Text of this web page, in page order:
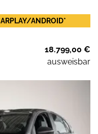
ANDROID*
18.799,00 €
ausweisbar